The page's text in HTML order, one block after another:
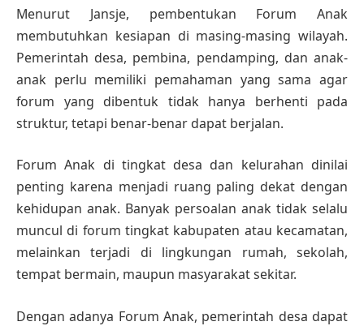
Menurut Jansje, pembentukan Forum Anak
membutuhkan kesiapan di masing-masing wilayah.
Pemerintah desa, pembina, pendamping, dan anak-
anak perlu memiliki pemahaman yang sama agar
forum yang dibentuk tidak hanya berhenti pada
struktur, tetapi benar-benar dapat berjalan.
Forum Anak di tingkat desa dan kelurahan dinilai
penting karena menjadi ruang paling dekat dengan
kehidupan anak. Banyak persoalan anak tidak selalu
muncul di forum tingkat kabupaten atau kecamatan,
melainkan terjadi di lingkungan rumah, sekolah,
tempat bermain, maupun masyarakat sekitar.
Dengan adanya Forum Anak, pemerintah desa dapat